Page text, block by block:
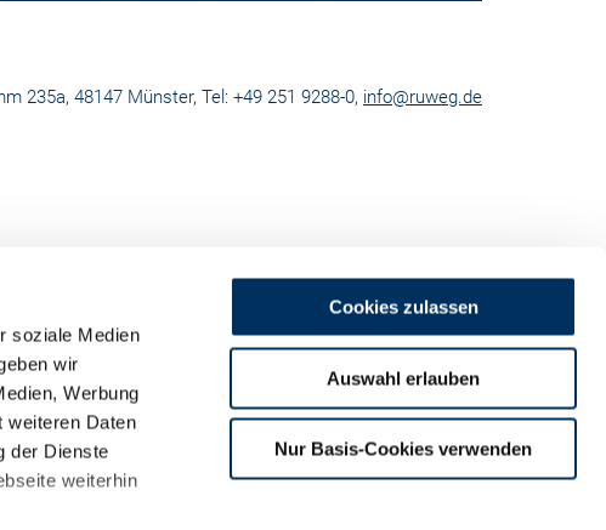
soziale Medien
wir
Werbung
weiteren Daten
der Dienste
weiterhin
Cookies zulassen
Auswahl erlauben
Nur Basis-Cookies verwenden
235a, 48147 Münster, Tel: +49 251 9288-0, info@ruweg.de
Saarland